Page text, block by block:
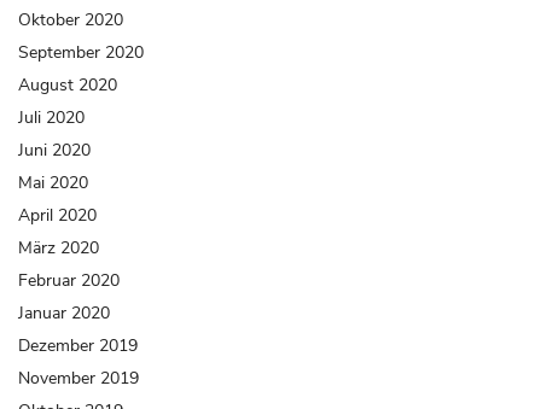
Oktober 2020
September 2020
August 2020
Juli 2020
Juni 2020
Mai 2020
April 2020
März 2020
Februar 2020
Januar 2020
Dezember 2019
November 2019